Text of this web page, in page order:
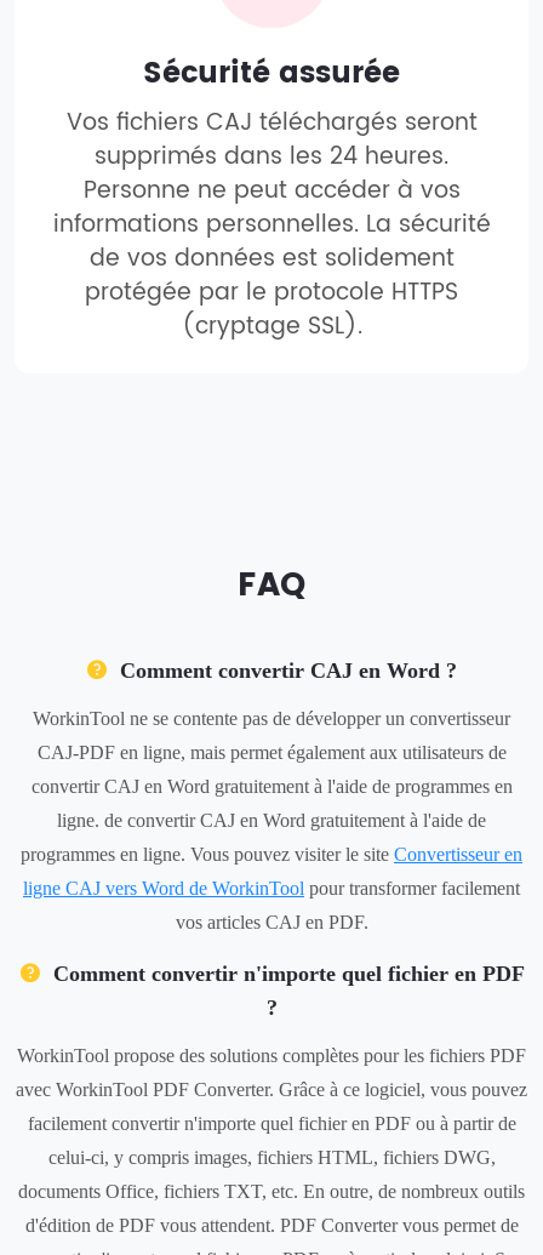
Sécurité assurée
Vos fichiers CAJ téléchargés seront
supprimés dans les 24 heures.
Personne ne peut accéder à vos
informations personnelles. La sécurité
de vos données est solidement
protégée par le protocole HTTPS
(cryptage SSL).
FAQ
Comment convertir CAJ en Word ?
WorkinTool ne se contente pas de développer un convertisseur
CAJ-PDF en ligne, mais permet également aux utilisateurs de
convertir CAJ en Word gratuitement à l'aide de programmes en
ligne. de convertir CAJ en Word gratuitement à l'aide de
programmes en ligne. Vous pouvez visiter le site Convertisseur en
ligne CAJ vers Word de WorkinTool pour transformer facilement
vos articles CAJ en PDF.
Comment convertir n'importe quel fichier en PDF
?
WorkinTool propose des solutions complètes pour les fichiers PDF
avec WorkinTool PDF Converter. Grâce à ce logiciel, vous pouvez
facilement convertir n'importe quel fichier en PDF ou à partir de
celui-ci, y compris images, fichiers HTML, fichiers DWG,
documents Office, fichiers TXT, etc. En outre, de nombreux outils
d'édition de PDF vous attendent. PDF Converter vous permet de